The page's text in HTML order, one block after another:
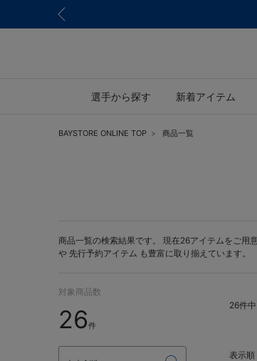
選手から探す 新着アイテム
BAYSTORE ONLINE TOP 商品一覧
商品一覧の検索結果です。 現在26アイテムをご用
や 先行予約アイテム も豊富に取り揃えています。
対象商品数
26件
26件中
表示順